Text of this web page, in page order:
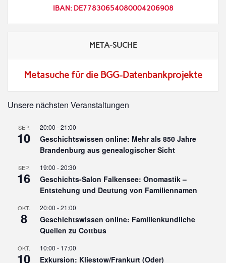
IBAN: DE77830654080004206908
META-SUCHE
Metasuche für die BGG-Datenbankprojekte
Unsere nächsten Veranstaltungen
SEP.
10
20:00 -21:00
Geschichtswissen online: Mehr als 850 Jahre
Brandenburg aus genealogischer Sicht
SEP.
16
19:00 -20:30
Geschichts-Salon Falkensee: Onomastik –
Entstehung und Deutung von Familiennamen
OKT.
8
20:00 -21:00
Geschichtswissen online: Familienkundliche
Quellen zu Cottbus
OKT.
10
10:00 - 17:00
Exkursion: Kliestow/Frankurt (Oder)